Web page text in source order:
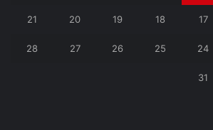
17
18
19
20
21
24
25
26
27
28
31